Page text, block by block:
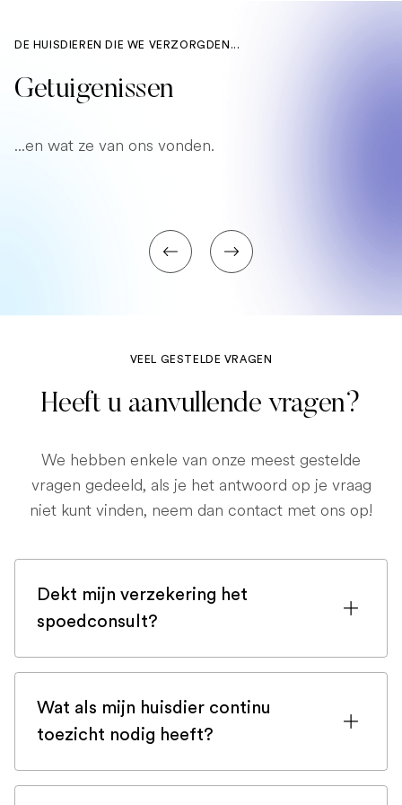
DE HUISDIEREN DIE WE VERZORGDEN...
Getuigenissen
...en wat ze van ons vonden.
VEEL GESTELDE VRAGEN
Heeft u aanvullende vragen?
We hebben enkele van onze meest gestelde
vragen gedeeld, als je het antwoord op je vraag
niet kunt vinden, neem dan contact met ons op!
Dekt mijn verzekering het
spoedconsult?
Als u bent ingeschreven bij een
dat een spoedconsult wordt gedekt.
Maar controleer voor de zekerheid uw
polis of neem bij twijfel contact op met
Wat als mijn huisdier continu
toezicht nodig heeft?
In zeldzame gevallen vereisen sommige